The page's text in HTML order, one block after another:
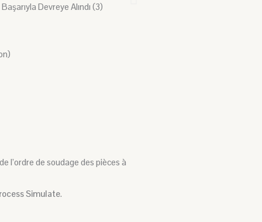
l’ordre de soudage des pièces à
Simulate.